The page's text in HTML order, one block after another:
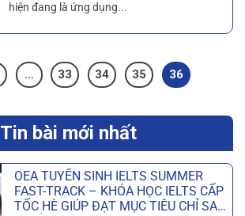
hiện đang là ứng dụng...
… 33 34 35 36
Tin bài mới nhất
OEA TUYỂN SINH IELTS SUMMER
FAST-TRACK – KHÓA HỌC IELTS CẤP
TỐC HÈ GIÚP ĐẠT MỤC TIÊU CHỈ SAU